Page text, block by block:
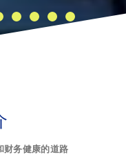
务健康的道路